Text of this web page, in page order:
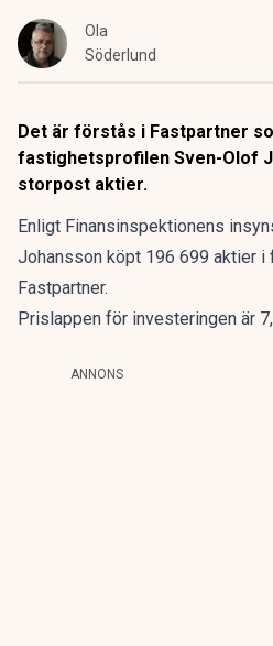
Ola
Söderlund
Det är förstås i Fastpartner
fastighetsprofilen Sven-Olof
storpost aktier.
Enligt Finansinspektionens
Johansson köpt 196 699 aktier
Fastpartner.
Prislappen för investeringen är
ANNONS